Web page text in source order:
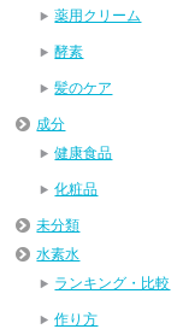
薬用クリーム
酵素
髪のケア
成分
健康食品
化粧品
未分類
水素水
ランキング・比較
作り方